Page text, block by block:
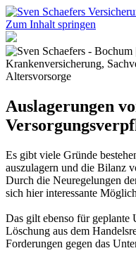
Zum Inhalt springen
Auslagerungen
Es gibt viele Gründe
auszulagern und die Bilanz
Durch die Neuregelungen
sich hier interessante
Das gilt ebenso für geplante
Löschung aus dem
Forderungen gegen das